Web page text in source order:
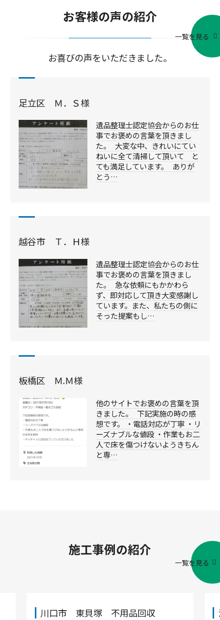
お客様の声の紹介
お喜びの声をいただきました。
一覧を見る
足立区 Ｍ．Ｓ様
遺品整理士認定協会からのお仕
事でお褒めの言葉を頂きまし
た。 大変な中、きれいにてい
ねいに全て清掃して頂いて と
ても満足しています。 ありが
とう…
越谷市 Ｔ．Ｈ様
遺品整理士認定協会からのお仕
事でお褒めの言葉を頂きまし
た。 急な依頼にもかかわら
ず、即対応して頂き大変感謝し
ています。また、私たちの側に
そった提案もし…
板橋区 Ｍ.Ｍ様
他のサイトでお褒めの言葉を頂
きました。 下記実施の時の感
想です。 ・電話対応が丁寧 ・リ
ーズナブルな値段 ・作業もお二
人で床を傷つけないようきちん
と専…
施工事例の紹介
一覧を見る
川口市 東貝塚 不用品回収